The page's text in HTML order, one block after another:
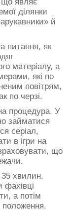
ділянки
й
питання, як
матеріалу, а
які по
повітрям,
по черзі.
процедура. У
займатися
серіал,
в ігри на
що
35 хвилин.
фахівці
а потім
положення.